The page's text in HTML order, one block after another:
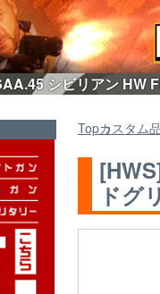
シビリアン HW
Topカスタム
ドグ